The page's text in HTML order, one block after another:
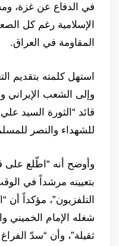
في الدفاع عن غزة،
الإسلامية رغم كل
المقاومة في العراق.
استهل كلمته بتقديم
وإلى الشعب الإيراني
قائد “الثورة السيد
للشهداء والنصر
وأوضح أنه “اطّلع على
بتعيينه مرشداً في
التلفزيون”، مؤكداً
شغله الإمام الخميني
ثقيلة”، وأن “سدّ